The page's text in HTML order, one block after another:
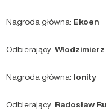
Nagroda główna: Ekoen
Odbierający:
Nagroda główna: Ionity
Odbierający: Radosław